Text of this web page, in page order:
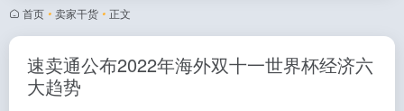
首页 • 卖家干货 • 正文
速卖通公布2022年海外双十一世界杯经济六
大趋势